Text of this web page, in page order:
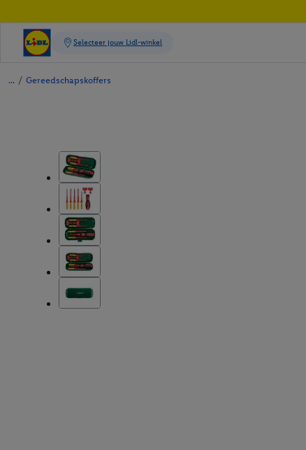
/ Gereedschapskoffers